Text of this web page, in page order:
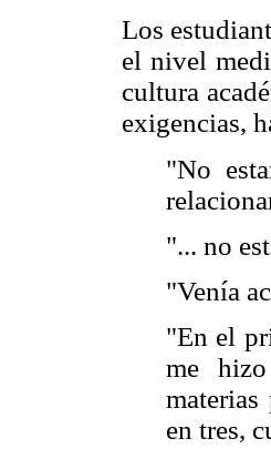
Los
el nivel
cultura
exigencias,
"No
"... no
"Venía
"En el
me
materias
en tres,